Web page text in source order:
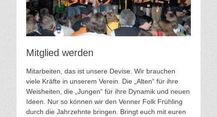
Mitglied werden
Mitarbeiten, das ist unsere Devise. Wir brauchen
viele Kräfte in unserem Verein. Die „Alten“ für ihre
Weisheiten, die „Jungen“ für ihre Dynamik und neuen
Ideen. Nur so können wir den Venner Folk Frühling
durch die Jahrzehnte bringen. Bringt euch mit euren